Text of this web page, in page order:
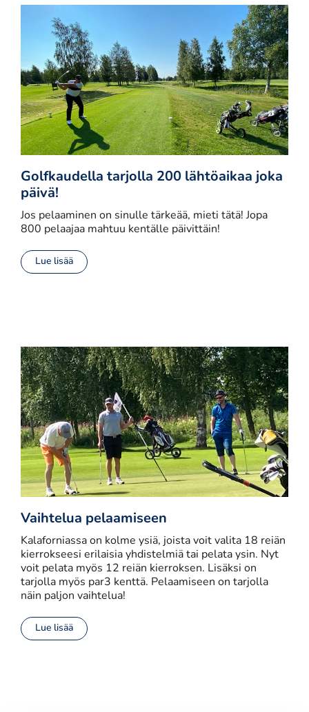
Golfkaudella tarjolla 200 lähtöaikaa joka
päivä!
Jos pelaaminen on sinulle tärkeää, mieti tätä! Jopa
800 pelaajaa mahtuu kentälle päivittäin!
Lue lisää
Vaihtelua pelaamiseen
Kalaforniassa on kolme ysiä, joista voit valita 18 reiän
kierrokseesi erilaisia yhdistelmiä tai pelata ysin. Nyt
voit pelata myös 12 reiän kierroksen. Lisäksi on
tarjolla myös par3 kenttä. Pelaamiseen on tarjolla
näin paljon vaihtelua!
Lue lisää